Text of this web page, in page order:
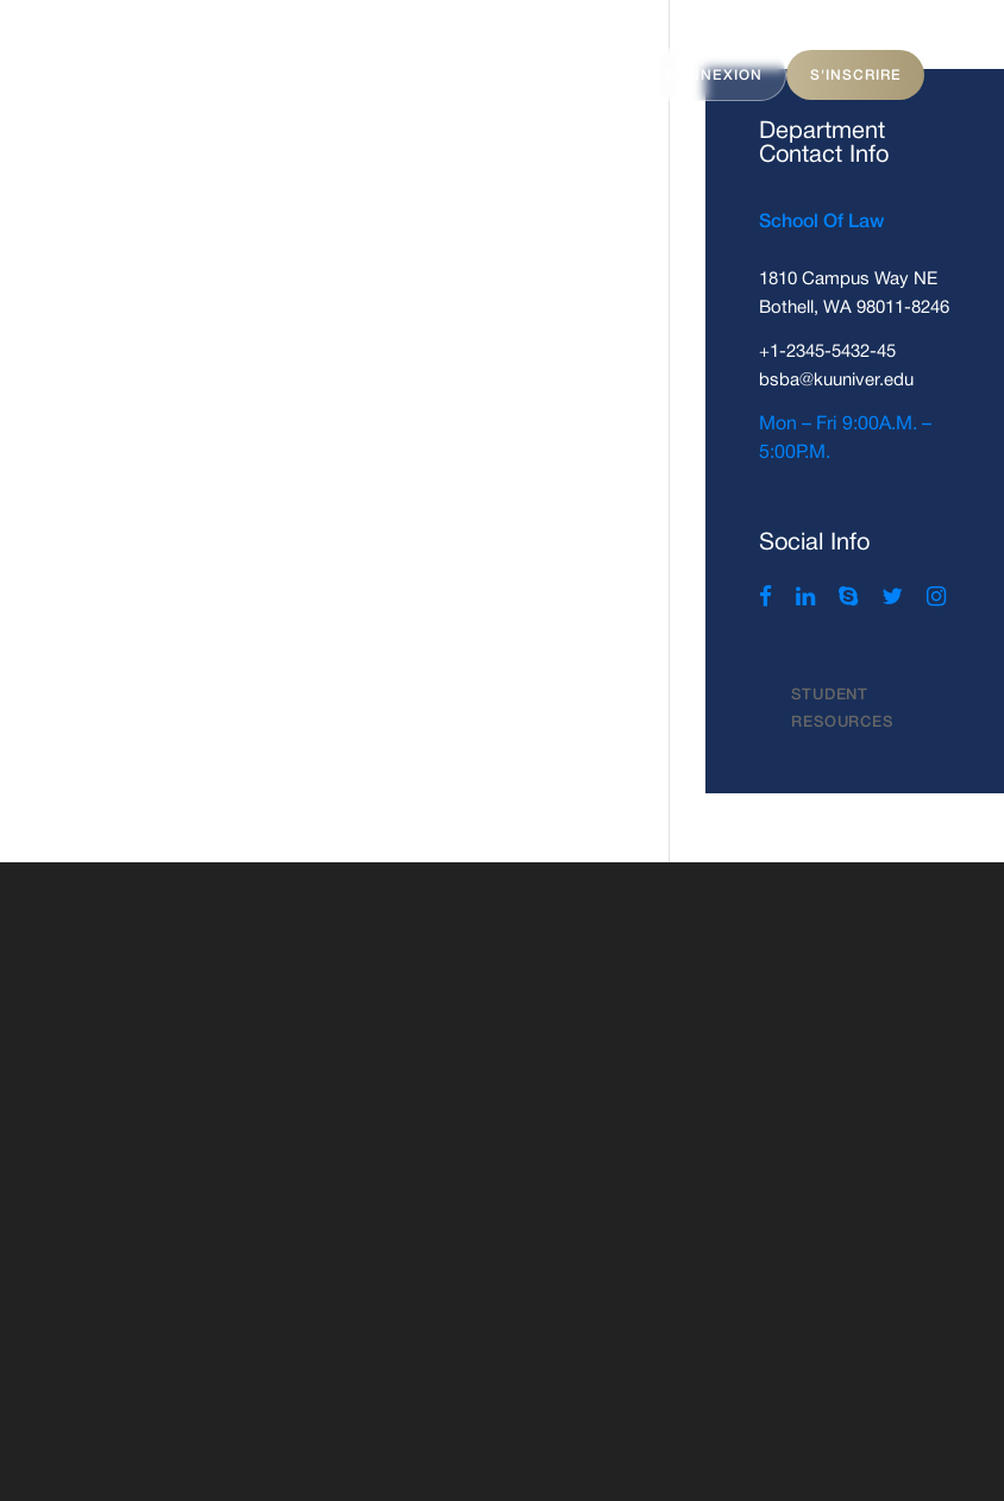
CONNEXION S'INSCRIRE
Department
Contact Info
School Of Law
1810 Campus Way NE
Bothell, WA 98011-8246
+1-2345-5432-45
bsba@kuuniver.edu
Mon – Fri 9:00A.M. –
5:00P.M.
Social Info
STUDENT
RESOURCES